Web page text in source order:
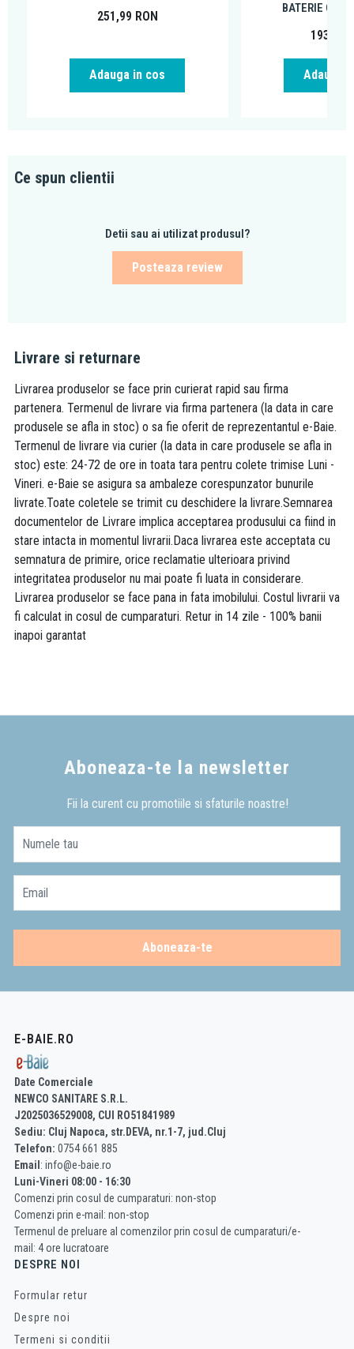
251,99 RON
Adauga in cos
BATERIE
193,49
Adauga
Ce spun clientii
Detii sau ai utilizat produsul?
Posteaza review
Livrare si returnare
Livrarea produselor se face prin curierat rapid sau firma
partenera. Termenul de livrare via firma partenera (la data in care
produsele se afla in stoc) o sa fie oferit de reprezentantul e-Baie.
Termenul de livrare via curier (la data in care produsele se afla in
stoc) este: 24-72 de ore in toata tara pentru colete trimise Luni -
Vineri. e-Baie se asigura sa ambaleze corespunzator bunurile
livrate.Toate coletele se trimit cu deschidere la livrare.Semnarea
documentelor de Livrare implica acceptarea produsului ca fiind in
stare intacta in momentul livrarii.Daca livrarea este acceptata cu
semnatura de primire, orice reclamatie ulterioara privind
integritatea produselor nu mai poate fi luata in considerare.
Livrarea produselor se face pana in fata imobilului. Costul livrarii va
fi calculat in cosul de cumparaturi. Retur in 14 zile - 100% banii
inapoi garantat
Aboneaza-te la newsletter
Fii la curent cu promotiile si sfaturile noastre!
Numele tau
Email
Aboneaza-te
E-BAIE.RO
Date Comerciale
NEWCO SANITARE S.R.L.
J2025036529008, CUI RO51841989
Sediu: Cluj Napoca, str.DEVA, nr.1-7, jud.Cluj
Telefon: 0754 661 885
Email : info@e-baie.ro
Luni-Vineri 08:00 - 16:30
Comenzi prin cosul de cumparaturi: non-stop
Comenzi prin e-mail: non-stop
Termenul de preluare al comenzilor prin cosul de cumparaturi/e-
mail: 4 ore lucratoare
DESPRE NOI
Formular retur
Despre noi
Termeni si conditii